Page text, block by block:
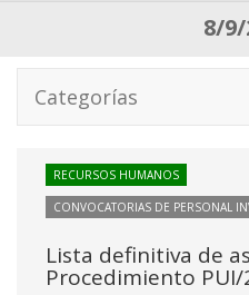
8/9/
Categorías
RECURSOS HUMANOS
CONVOCATORIAS DE PERSONAL
Lista definitiva de
Procedimiento PUI/